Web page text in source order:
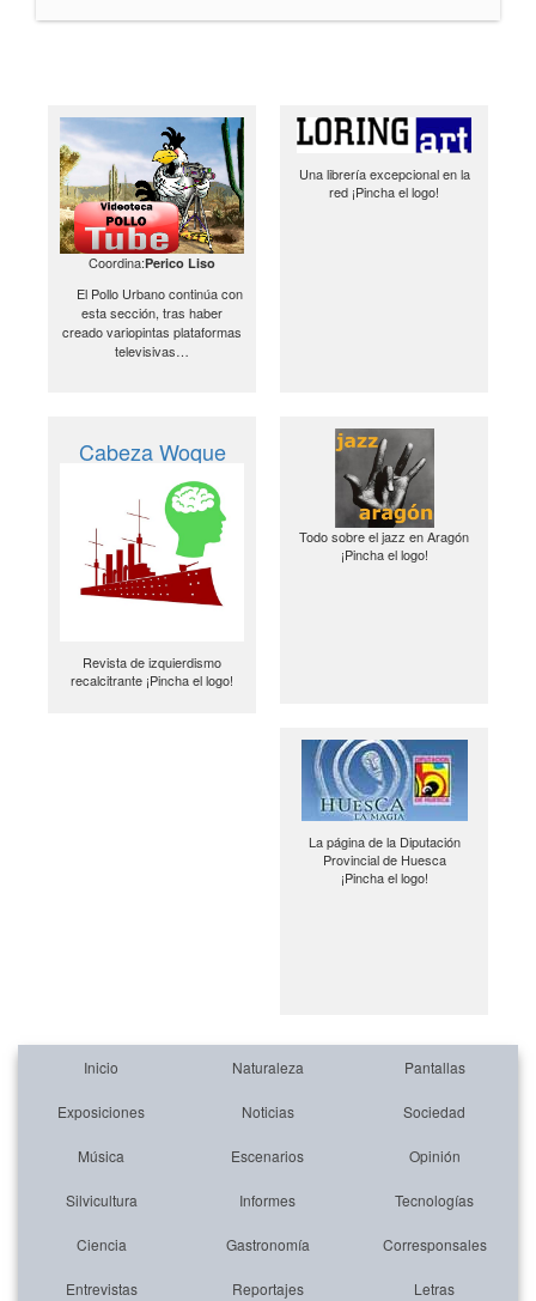
Coordina:Perico Liso
El Pollo Urbano continúa con
esta sección, tras haber
creado variopintas plataformas
televisivas…
Una librería excepcional en la
red ¡Pincha el logo!
Cabeza Woque
Revista de izquierdismo
recalcitrante ¡Pincha el logo!
Todo sobre el jazz en Aragón
¡Pincha el logo!
La página de la Diputación
Provincial de Huesca
¡Pincha el logo!
Inicio Naturaleza Pantallas
Exposiciones Noticias Sociedad
Música Escenarios Opinión
Silvicultura Informes Tecnologías
Ciencia Gastronomía Corresponsales
Entrevistas Reportajes Letras